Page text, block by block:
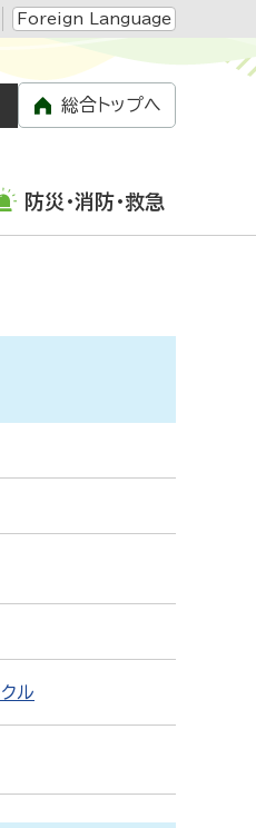
Foreign Language
総合トップへ
防災・消防・救急
ル